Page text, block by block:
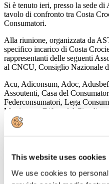
This website uses cookies
We use cookies to
Si è tenuto ieri, presso la sede
tavolo di confronto tra Costa
Consumatori.
Alla riunione, organizzata da
specifico incarico di Costa
rappresentanti delle seguenti
al CNCU, Consiglio Nazionale
Acu, Adiconsum, Adoc,
Assoutenti, Casa del
Federconsumatori, Lega
Movimento Difesa del
Per Costa Crociere erano
per ASTOI Confindustria
L’obiettivo, condiviso da tutti i
soddisfazione dei passeggeri
Concordia, evitando le